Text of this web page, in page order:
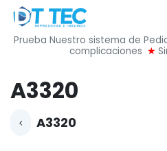
Ir al contenido
Prueba Nuestro sistema de
complicaciones ★
A3320
A3320